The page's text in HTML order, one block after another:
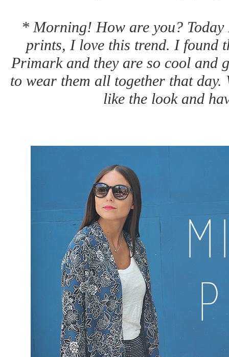
* Morning! How are you?
prints, I love this trend. I found
Primark and they are so cool and
to wear them all together that
like the look and